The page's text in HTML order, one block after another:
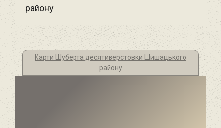
району
Карти Шуберта десятиверстовки Шишацького
району